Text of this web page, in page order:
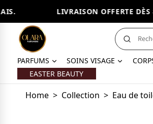
LIVRAISON OFFERTE DÈS 89€
PARFUMS SOINS VISAGE
EASTER BEAUTY
Home > Collection > Eau de